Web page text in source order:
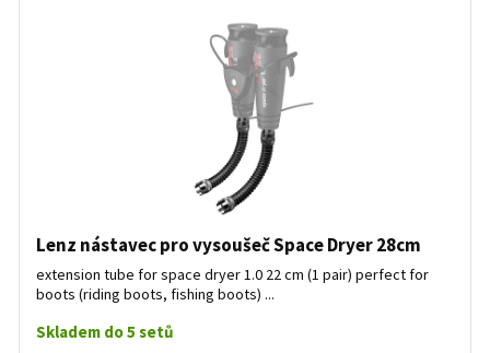
Lenz nástavec pro vysoušeč Space Dryer 28cm
extension tube for space dryer 1.0 22 cm (1 pair) perfect for
boots (riding boots, fishing boots) ...
Skladem do 5 setů